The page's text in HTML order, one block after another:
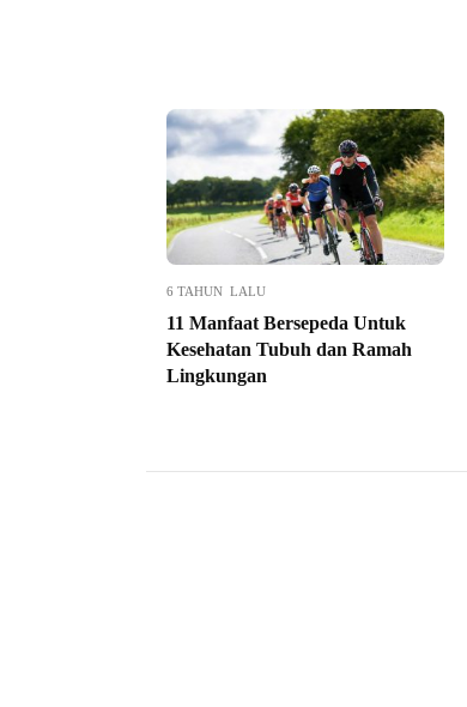
6 TAHUN LALU
11 Manfaat Bersepeda Untuk
Kesehatan Tubuh dan Ramah
Lingkungan